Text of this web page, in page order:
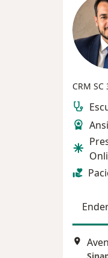
CRM SC